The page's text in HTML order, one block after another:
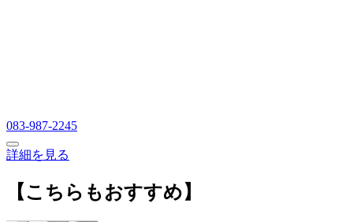
083-987-2245
詳細を見る
【こちらもおすすめ】